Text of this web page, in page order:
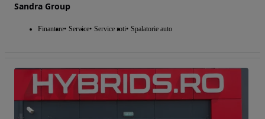
Sandra Group
Finantare Service Service roti Spalatorie auto